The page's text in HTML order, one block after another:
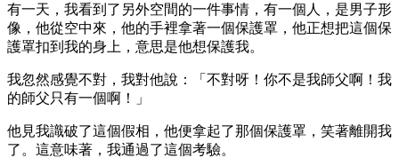
有一天，我看到了另外空間的一件事情，有一個人，是男子形
像，他從空中來，他的手裡拿著一個保護罩，他正想把這個保
護罩扣到我的身上，意思是他想保護我。
我忽然感覺不對，我對他說：「不對呀！你不是我師父啊！我
的師父只有一個啊！」
他見我識破了這個假相，他便拿起了那個保護罩，笑著離開我
了。這意味著，我通過了這個考驗。